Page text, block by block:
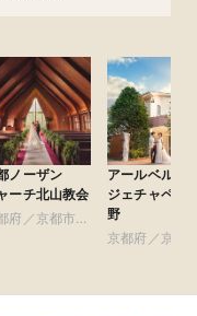
ノーザン
ーチ北山教会
府／京都市・
アールベルア
ジェチャペル
野
京都府／京都